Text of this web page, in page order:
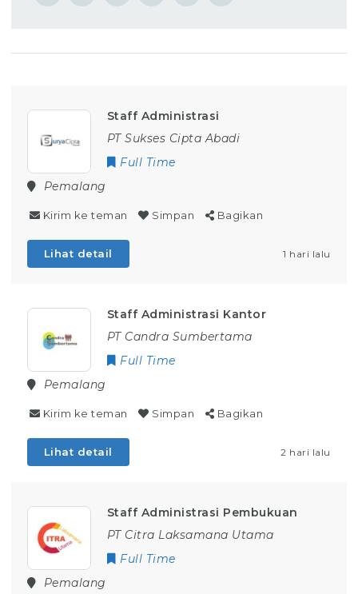
Staff Administrasi
PT Sukses Cipta Abadi
Full Time
Pemalang
Kirim ke teman Simpan Bagikan
Lihat detail 1 hari lalu
Staff Administrasi Kantor
PT Candra Sumbertama
Full Time
Pemalang
Kirim ke teman Simpan Bagikan
Lihat detail 2 hari lalu
Staff Administrasi Pembukuan
PT Citra Laksamana Utama
Full Time
Pemalang